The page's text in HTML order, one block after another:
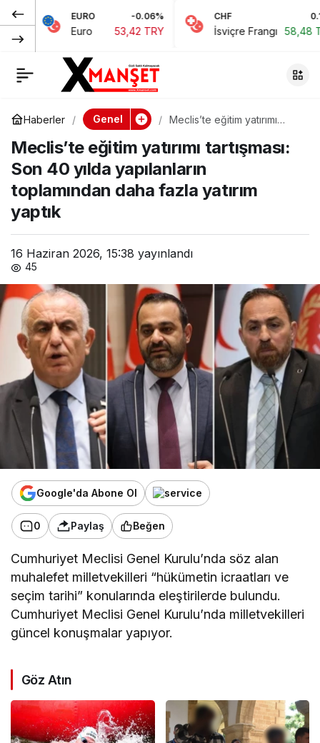
EURO -0.06%
Euro 53,42 TRY
CHF
İsviçre Frangı 58,48 TRY
Haberler Genel
Meclis’te eğitim yatırımı
yapılanların toplamından
daha fazla yatırım yaptık
Meclis’te eğitim yatırımı tartışması:
Son 40 yılda yapılanların
toplamından daha fazla yatırım
yaptık
16 Haziran 2026, 15:38 yayınlandı
45
Google'da Abone Ol
0 Paylaş Beğen
Cumhuriyet Meclisi Genel Kurulu’nda söz alan
muhalefet milletvekilleri “hükümetin icraatları ve
seçim tarihi” konularında eleştirilerde bulundu.
Cumhuriyet Meclisi Genel Kurulu’nda milletvekilleri
güncel konuşmalar yapıyor.
Göz Atın
Meclis’te eğitim
yatırımı tartışması:
yapılanların
toplamından daha
fazla yatırım yaptık